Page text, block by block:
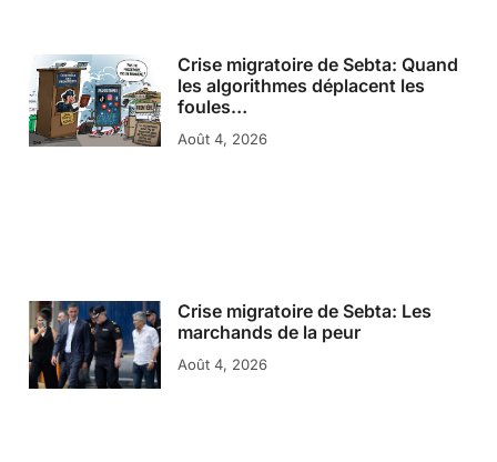
Crise migratoire de Sebta: Quand
les algorithmes déplacent les
foules…
Août 4, 2026
Crise migratoire de Sebta: Les
marchands de la peur
Août 4, 2026